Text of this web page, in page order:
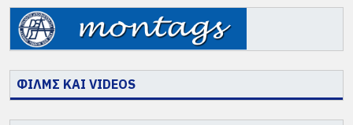
ΦΙΛΜΣ ΚΑΙ VIDEOS